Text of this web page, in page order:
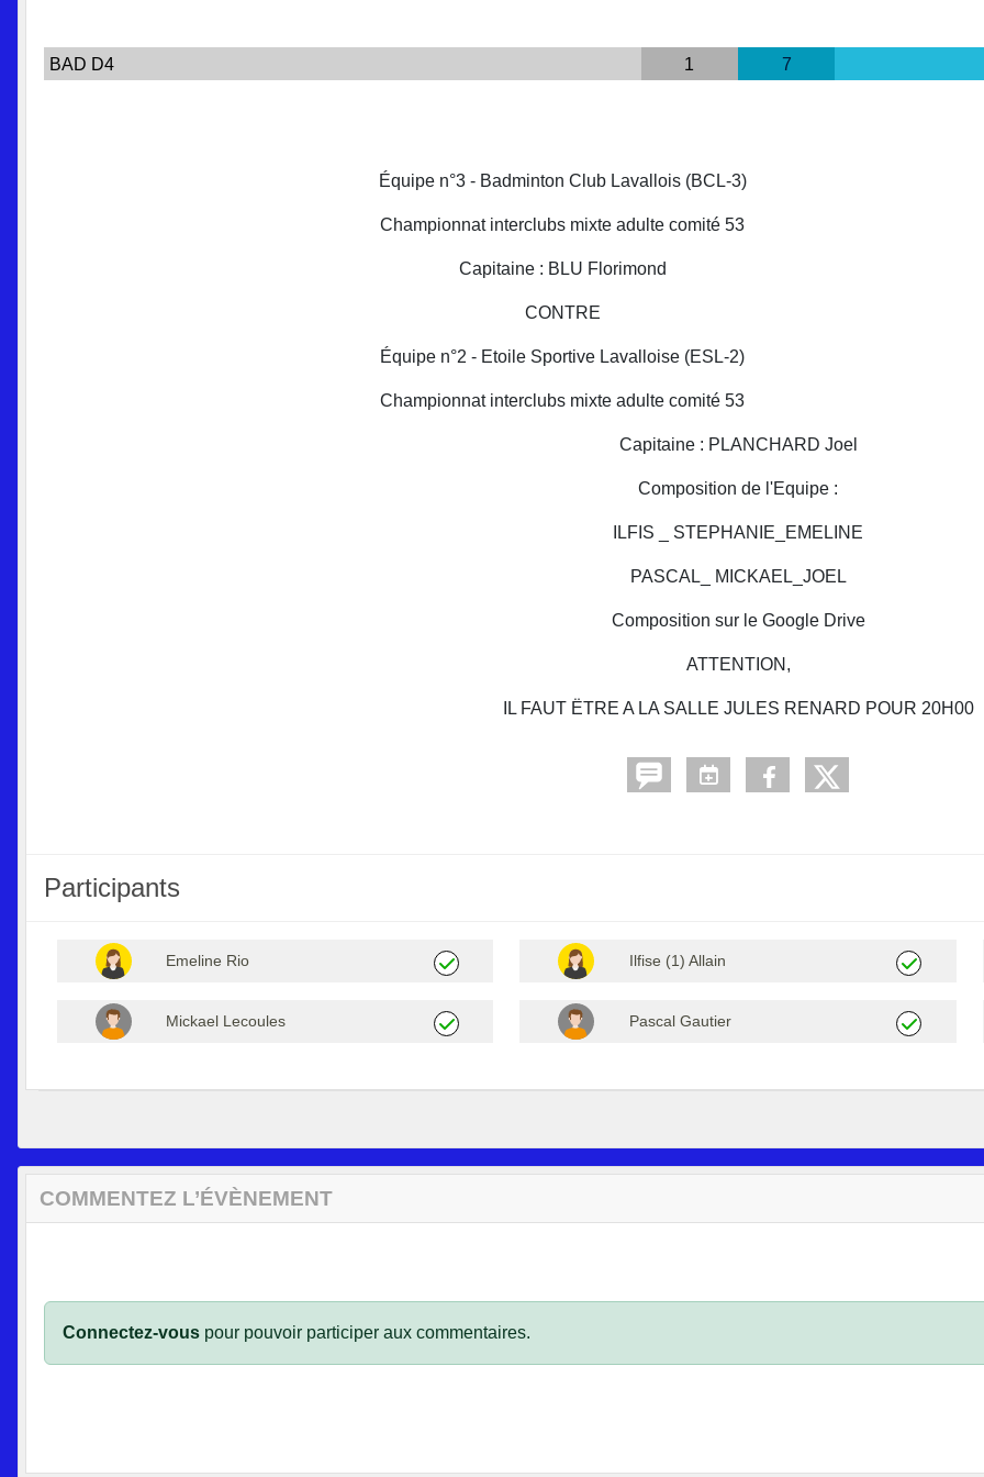
BAD D4 1 7
Équipe n°3 - Badminton Club Lavallois (BCL-3)
Championnat interclubs mixte adulte comité 53
Capitaine : BLU Florimond
CONTRE
Équipe n°2 - Etoile Sportive Lavalloise (ESL-2)
Championnat interclubs mixte adulte comité 53
Capitaine : PLANCHARD Joel
Composition de l'Equipe :
ILFIS _ STEPHANIE_EMELINE
PASCAL_ MICKAEL_JOEL
Composition sur le Google Drive
ATTENTION,
IL FAUT ËTRE A LA SALLE JULES RENARD POUR 20H00
Participants
Emeline Rio Ilfise (1) Allain
Mickael Lecoules Pascal Gautier
COMMENTEZ L’ÉVÈNEMENT
Connectez-vous pour pouvoir participer aux commentaires.